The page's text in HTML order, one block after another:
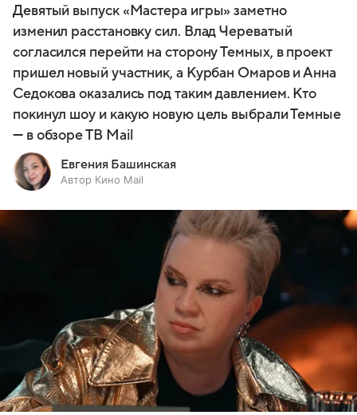
Девятый выпуск «Мастера игры» заметно
изменил расстановку сил. Влад Череватый
согласился перейти на сторону Темных, в проект
пришел новый участник, а Курбан Омаров и Анна
Седокова оказались под таким давлением. Кто
покинул шоу и какую новую цель выбрали Темные
— в обзоре ТВ Mail
Евгения Башинская
Автор Кино Mail